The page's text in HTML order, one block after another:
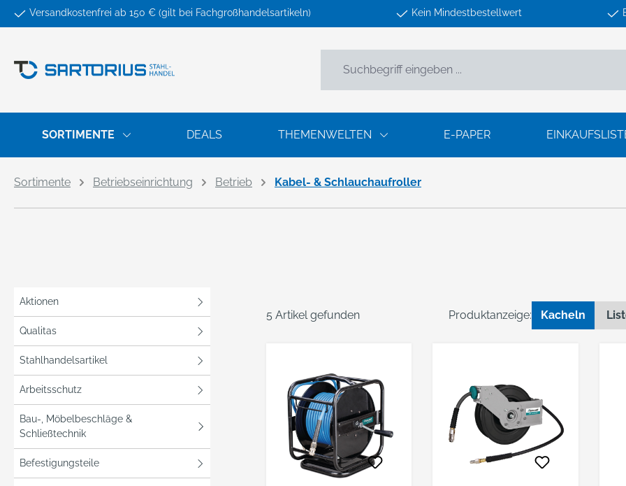
Zur Hauptnavigation springen
Versandkostenfrei ab 150 € (gilt bei Fachgroßhandelsartikeln) Kein Mindestbestellwert
SORTIMENTE DEALS THEMENWELTEN E-PAPER
Sortimente Betriebseinrichtung Betrieb Kabel- & Schlauchaufroller
Aktionen
Qualitas
Stahlhandelsartikel
Arbeitsschutz
Bau-, Möbelbeschläge &
Schließtechnik
Befestigungsteile
5 Artikel gefunden Produktanzeige: Kacheln